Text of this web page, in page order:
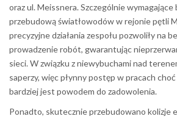
oraz ul. Meissnera. Szczególnie wymagające
przebudową światłowodów w rejonie pętli
precyzyjne działania zespołu pozwoliły na
prowadzenie robót, gwarantując
sieci. W związku z niewybuchami nad
saperzy, więc płynny postęp w pracach
bardziej jest powodem do zadowolenia.
Ponadto, skutecznie przebudowano kolizje